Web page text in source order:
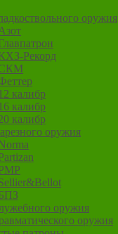
оружия
Рекорд
12 калибр
16 калибр
калибр
оружия
оружия
оружия